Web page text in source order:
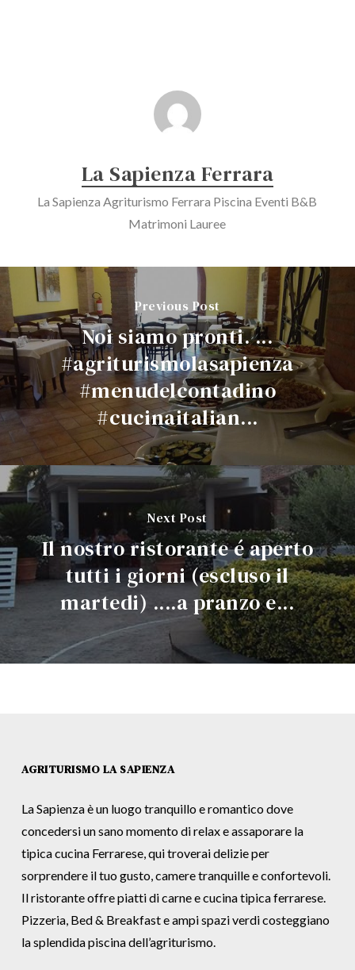
La Sapienza Ferrara
La Sapienza Agriturismo Ferrara Piscina Eventi B&B
Matrimoni Lauree
Previous Post
Noi siamo pronti. ...
#agriturismolasapienza
#menudelcontadino
#cucinaitalian...
Next Post
Il nostro ristorante é aperto
tutti i giorni (escluso il
martedi) ....a pranzo e...
AGRITURISMO LA SAPIENZA
La Sapienza è un luogo tranquillo e romantico dove
concedersi un sano momento di relax e assaporare la
tipica cucina Ferrarese, qui troverai delizie per
sorprendere il tuo gusto, camere tranquille e confortevoli.
Il ristorante offre piatti di carne e cucina tipica ferrarese.
Pizzeria, Bed & Breakfast e ampi spazi verdi costeggiano
la splendida piscina dell’agriturismo.